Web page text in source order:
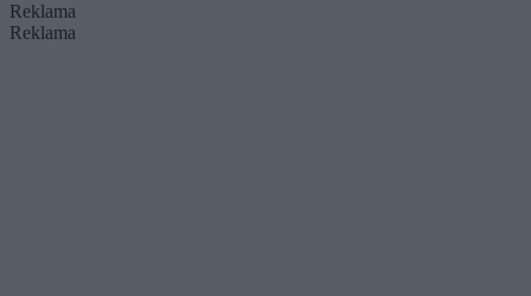
Reklama
Reklama